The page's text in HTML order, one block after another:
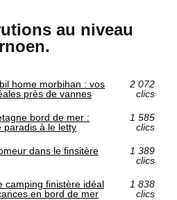
au niveau
home morbihan : vos
près de vannes
2 072
clics
bord de mer :
paradis à le letty
1 585
clics
dans le finsitère
1 389
clics
camping finistère idéal
en bord de mer
1 838
clics